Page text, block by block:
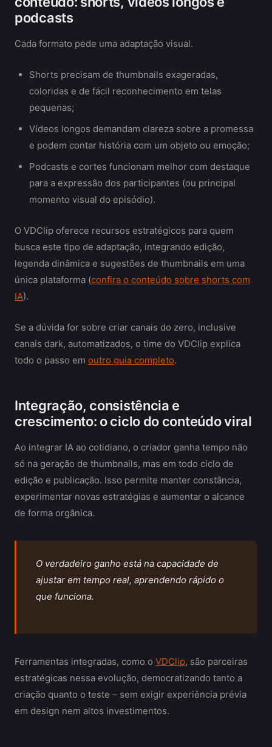
podcasts
Cada formato pede uma adaptação visual.
Shorts precisam de thumbnails exageradas,
coloridas e de fácil reconhecimento em telas
pequenas;
Vídeos longos demandam clareza sobre a promessa
e podem contar história com um objeto ou emoção;
Podcasts e cortes funcionam melhor com destaque
para a expressão dos participantes (ou principal
momento visual do episódio).
O VDClip oferece recursos estratégicos para quem
busca este tipo de adaptação, integrando edição,
legenda dinâmica e sugestões de thumbnails em uma
única plataforma (confira o conteúdo sobre shorts com
IA).
Se a dúvida for sobre criar canais do zero, inclusive
canais dark, automatizados, o time do VDClip explica
todo o passo em outro guia completo.
Integração, consistência e
crescimento: o ciclo do conteúdo viral
Ao integrar IA ao cotidiano, o criador ganha tempo não
só na geração de thumbnails, mas em todo ciclo de
edição e publicação. Isso permite manter constância,
experimentar novas estratégias e aumentar o alcance
de forma orgânica.
O verdadeiro ganho está na capacidade de
ajustar em tempo real, aprendendo rápido o
que funciona.
Ferramentas integradas, como o VDClip, são parceiras
estratégicas nessa evolução, democratizando tanto a
criação quanto o teste – sem exigir experiência prévia
em design nem altos investimentos.